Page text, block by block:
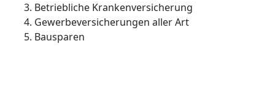
Betriebliche Krankenversicherung
Gewerbeversicherungen aller Art
Bausparen